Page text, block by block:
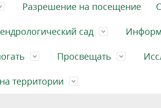
Разрешение на посещение
сад
Просвещать
территории